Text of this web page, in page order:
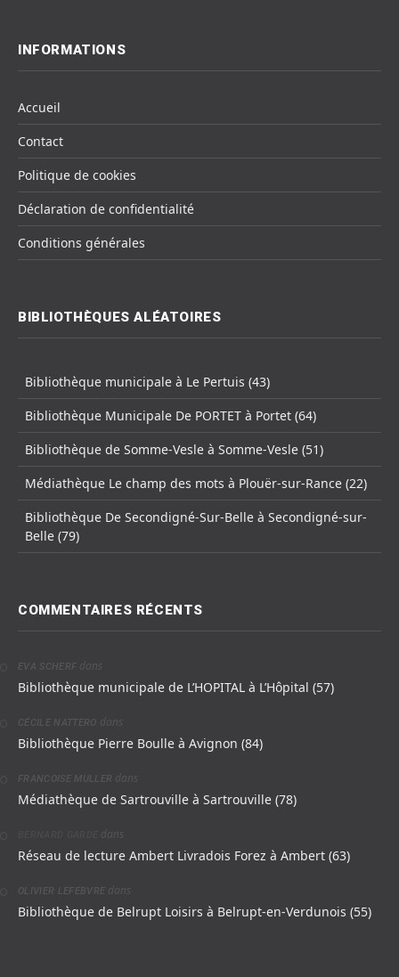
INFORMATIONS
Accueil
Contact
Politique de cookies
Déclaration de confidentialité
Conditions générales
BIBLIOTHÈQUES ALÉATOIRES
Bibliothèque municipale à Le Pertuis (43)
Bibliothèque Municipale De PORTET à Portet (64)
Bibliothèque de Somme-Vesle à Somme-Vesle (51)
Médiathèque Le champ des mots à Plouër-sur-Rance (22)
Bibliothèque De Secondigné-Sur-Belle à Secondigné-sur-
Belle (79)
COMMENTAIRES RÉCENTS
EVA SCHERF dans
Bibliothèque municipale de L’HOPITAL à L’Hôpital (57)
CÉCILE NATTERO dans
Bibliothèque Pierre Boulle à Avignon (84)
FRANCOISE MULLER dans
Médiathèque de Sartrouville à Sartrouville (78)
dans
Réseau de lecture Ambert Livradois Forez à Ambert (63)
OLIVIER LEFEBVRE dans
Bibliothèque de Belrupt Loisirs à Belrupt-en-Verdunois (55)